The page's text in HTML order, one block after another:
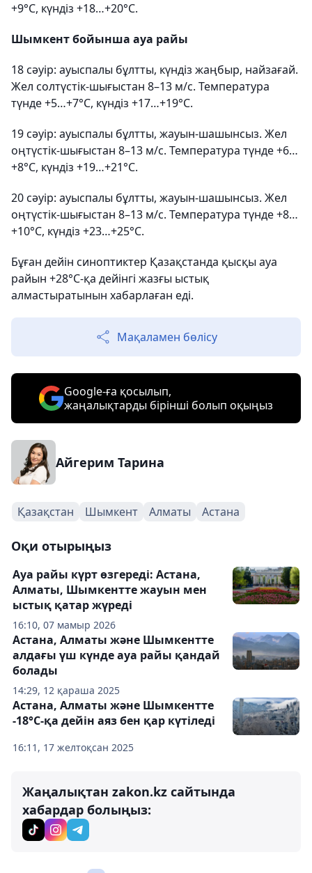
+9°С, күндіз +18…+20°С.
Шымкент бойынша ауа райы
18 сәуір: ауыспалы бұлтты, күндіз жаңбыр, найзағай.
Жел солтүстік-шығыстан 8–13 м/с. Температура
түнде +5…+7°С, күндіз +17…+19°С.
19 сәуір: ауыспалы бұлтты, жауын-шашынсыз. Жел
оңтүстік-шығыстан 8–13 м/с. Температура түнде +6…
+8°С, күндіз +19…+21°С.
20 сәуір: ауыспалы бұлтты, жауын-шашынсыз. Жел
оңтүстік-шығыстан 8–13 м/с. Температура түнде +8…
+10°С, күндіз +23…+25°С.
Бұған дейін синоптиктер Қазақстанда қысқы ауа
райын +28°С-қа дейінгі жазғы ыстық
алмастыратынын хабарлаған еді.
Мақаламен бөлісу
Google-ға қосылып,
жаңалықтарды бірінші болып оқыңыз
Айгерим Тарина
Қазақстан Шымкент Алматы Астана
Оқи отырыңыз
16:10, 07 мамыр 2026
Ауа райы күрт өзгереді: Астана,
Алматы, Шымкентте жауын мен
ыстық қатар жүреді
14:29, 12 қараша 2025
Астана, Алматы және Шымкентте
алдағы үш күнде ауа райы қандай
болады
16:11, 17 желтоқсан 2025
Астана, Алматы және Шымкентте
-18°С-қа дейін аяз бен қар күтіледі
Жаңалықтан zakon.kz сайтында
хабардар болыңыз: